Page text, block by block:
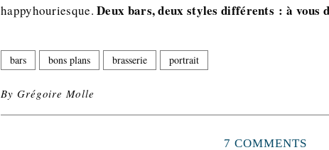
happyhouriesque.Deux bars, deux styles différents : à vous
bars bons plans brasserie portrait
ByGrégoire Molle
7 COMMENTS